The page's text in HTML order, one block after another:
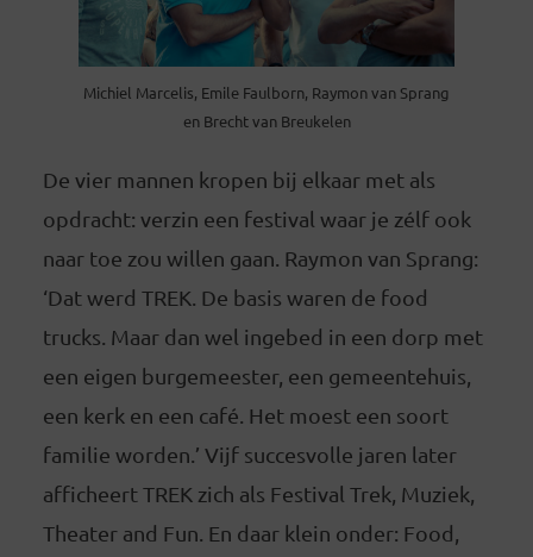
Michiel Marcelis, Emile Faulborn, Raymon van Sprang
en Brecht van Breukelen
De vier mannen kropen bij elkaar met als
opdracht: verzin een festival waar je zélf ook
naar toe zou willen gaan. Raymon van Sprang:
‘Dat werd TREK. De basis waren de food
trucks. Maar dan wel ingebed in een dorp met
een eigen burgemeester, een gemeentehuis,
een kerk en een café. Het moest een soort
familie worden.’ Vijf succesvolle jaren later
afficheert TREK zich als Festival Trek, Muziek,
Theater and Fun. En daar klein onder: Food,